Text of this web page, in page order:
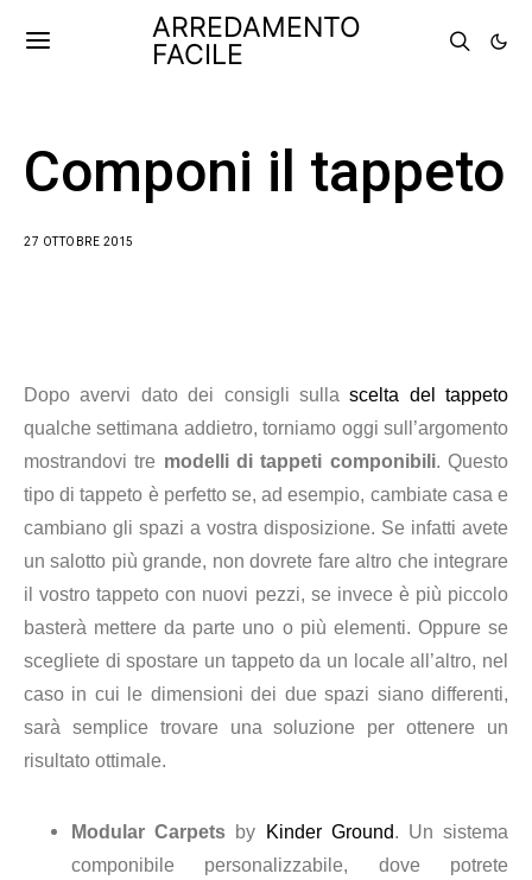
ARREDAMENTO
FACILE
Componi il tappeto
27 OTTOBRE 2015
Dopo avervi dato dei consigli sullascelta del tappeto
qualche settimana addietro, torniamo oggi sull’argomento
mostrandovi tre modelli di tappeti componibili. Questo
tipo di tappeto è perfetto se, ad esempio, cambiate casa e
cambiano gli spazi a vostra disposizione. Se infatti avete
un salotto più grande, non dovrete fare altro che integrare
il vostro tappeto con nuovi pezzi, se invece è più piccolo
basterà mettere da parte uno o più elementi. Oppure se
scegliete di spostare un tappeto da un locale all’altro, nel
caso in cui le dimensioni dei due spazi siano differenti,
sarà semplice trovare una soluzione per ottenere un
risultato ottimale.
Modular Carpets by Kinder Ground. Un sistema
componibile personalizzabile, dove potrete